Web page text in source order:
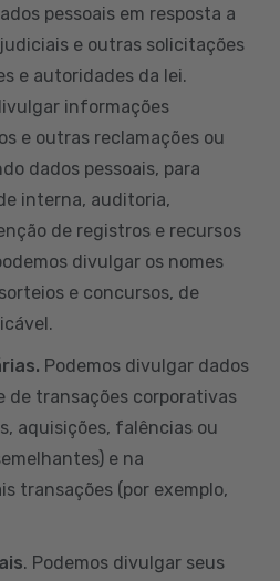
pessoais em resposta a
e outras solicitações
e autoridades da lei.
informações
e outras reclamações ou
dados pessoais, para
interna, auditoria,
de registros e recursos
divulgar os nomes
e concursos, de
Podemos divulgar dados
de transações corporativas
aquisições, falências ou
e na
transações (por exemplo,
. Podemos divulgar seus